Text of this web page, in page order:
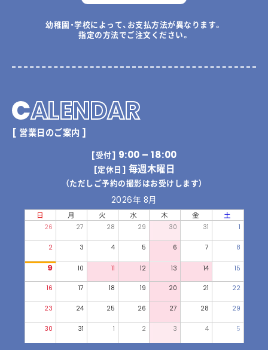
幼稚園・学校によって、お支払方法が異なります。
指定の方法でご注文ください。
CALENDAR
[ 営業日のご案内 ]
[受付] 9:00 – 18:00
[定休日] 毎週木曜日
（ただしご予約の撮影はお受けします）
2026年 8月
日 月 火 水 木 金 土
26 27 28 29 30 31 1
2 3 4 5 6 7 8
9 10 11 12 13 14 15
16 17 18 19 20 21 22
23 24 25 26 27 28 29
30 31 1 2 3 4 5